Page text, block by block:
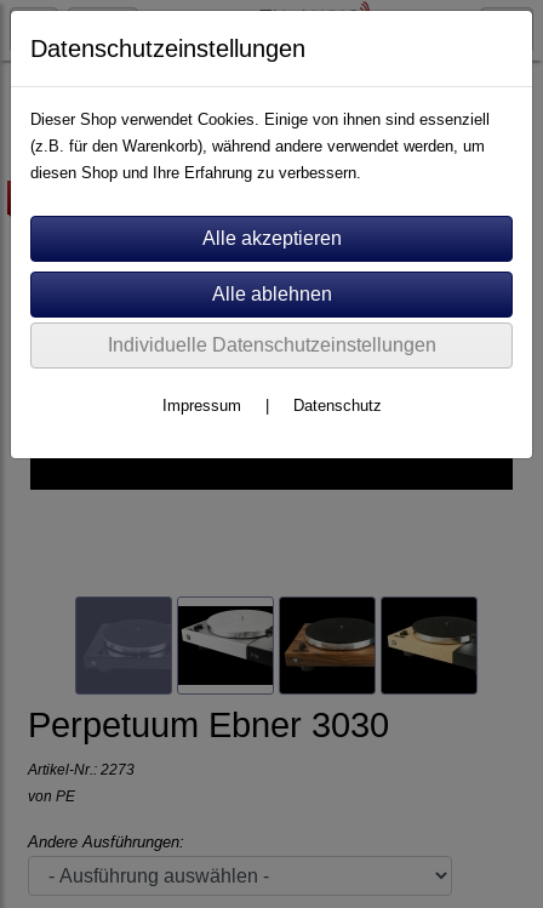
Plattenspieler Perpetuum Ebner
Perpetuum Ebner 3030
Artikel-Nr.: 2273
von PE
Andere Ausführungen:
Datenschutzeinstellungen
Dieser Shop verwendet Cookies. Einige von ihnen sind essenziell
(z.B. für den Warenkorb), während andere verwendet werden, um
diesen Shop und Ihre Erfahrung zu verbessern.
Individuelle Datenschutzeinstellungen
Impressum Datenschutz